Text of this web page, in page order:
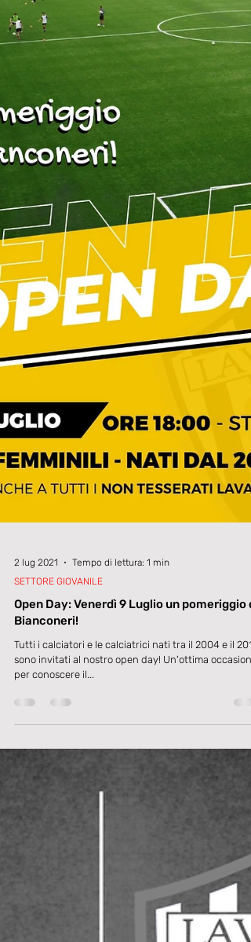
2 lug 2021
Tempo di lettura: 1 min
SETTORE GIOVANILE
Open Day: Venerdì 9 Luglio un pomeriggio
Bianconeri!
Tutti i calciatori e le calciatrici nati tra il 2004 e il